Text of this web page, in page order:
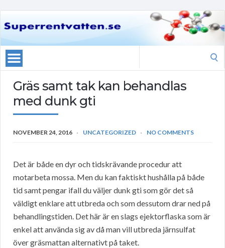
Gräs samt tak kan behandlas
med dunk gti
NOVEMBER 24, 2016 UNCATEGORIZED NO COMMENTS
Det är både en dyr och tidskrävande procedur att
motarbeta mossa. Men du kan faktiskt hushålla på både
tid samt pengar ifall du väljer dunk gti som gör det så
väldigt enklare att utbreda och som dessutom drar ned på
behandlingstiden. Det här är en slags ejektorflaska som är
enkel att använda sig av då man vill utbreda järnsulfat
över gräsmattan alternativt på taket.